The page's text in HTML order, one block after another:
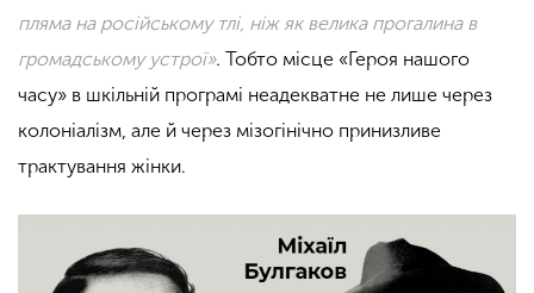
пляма на російському тлі, ніж як велика прогалина в
громадському устрої». Тобто місце «Героя нашого
часу» в шкільній програмі неадекватне не лише через
колоніалізм, але й через мізогінічно принизливе
трактування жінки.